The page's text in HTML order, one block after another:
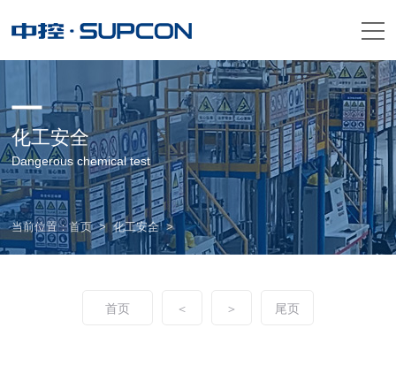
化工安全
Dangerous chemical test
当前位置：首页>化工安全>
首页 ＜ ＞ 尾页